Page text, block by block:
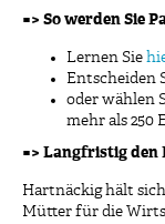
=> So werden Sie
Lernen Sie
Entscheiden
oder wählen
mehr als 250
=> Langfristig
Hartnäckig hält
Mütter für die